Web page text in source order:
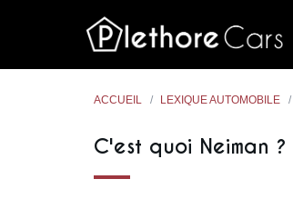
ACCUEIL LEXIQUE AUTOMOBILE
C'est quoi Neiman ?